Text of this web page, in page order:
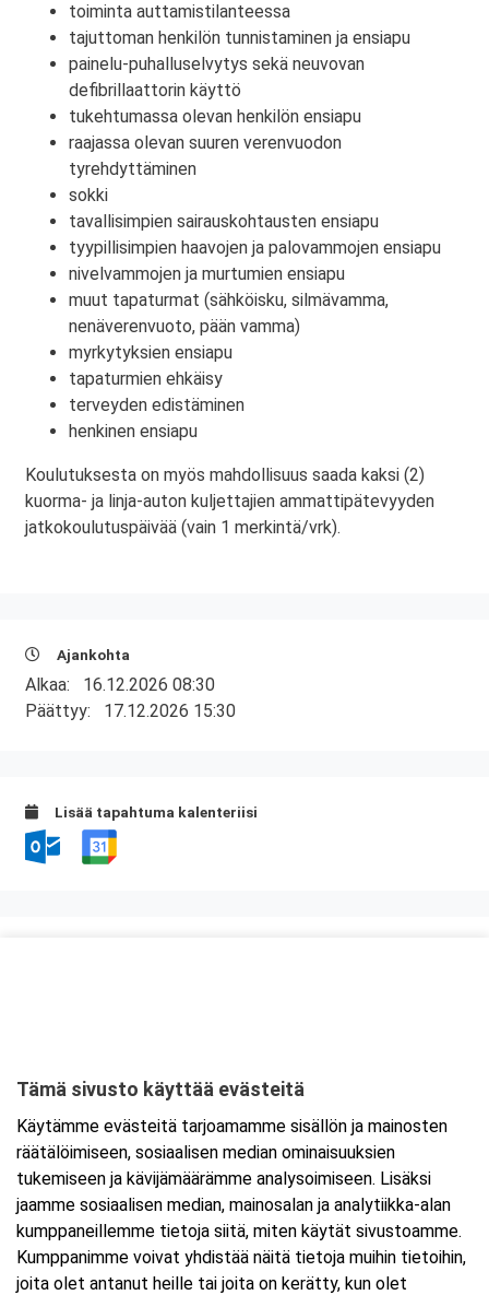
toiminta auttamistilanteessa
tajuttoman henkilön tunnistaminen ja ensiapu
painelu-puhalluselvytys sekä neuvovan
defibrillaattorin käyttö
tukehtumassa olevan henkilön ensiapu
raajassa olevan suuren verenvuodon
tyrehdyttäminen
sokki
tavallisimpien sairauskohtausten ensiapu
tyypillisimpien haavojen ja palovammojen ensiapu
nivelvammojen ja murtumien ensiapu
muut tapaturmat (sähköisku, silmävamma,
nenäverenvuoto, pään vamma)
myrkytyksien ensiapu
tapaturmien ehkäisy
terveyden edistäminen
henkinen ensiapu
Koulutuksesta on myös mahdollisuus saada kaksi (2)
kuorma- ja linja-auton kuljettajien ammattipätevyyden
jatkokoulutuspäivää (vain 1 merkintä/vrk).
Ajankohta
Alkaa: 16.12.2026 08:30
Päättyy: 17.12.2026 15:30
Lisää tapahtuma kalenteriisi
Tarkempi kartta ja ajo-ohjeet
Tämä sivusto käyttää evästeitä
Käytämme evästeitä tarjoamamme sisällön ja mainosten
räätälöimiseen, sosiaalisen median ominaisuuksien
tukemiseen ja kävijämäärämme analysoimiseen. Lisäksi
jaamme sosiaalisen median, mainosalan ja analytiikka-alan
kumppaneillemme tietoja siitä, miten käytät sivustoamme.
Kumppanimme voivat yhdistää näitä tietoja muihin tietoihin,
joita olet antanut heille tai joita on kerätty, kun olet